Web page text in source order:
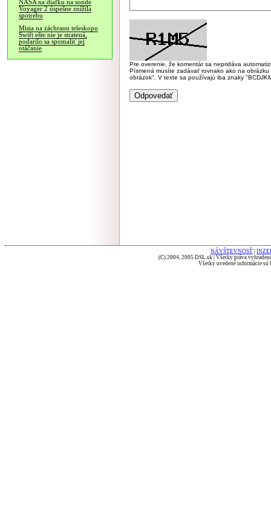
NASA na diaľku na sonde
Voyager 2 úspešne znížila
spotrebu
Misia na záchranu teleskopu
Swift ešte nie je stratená,
podarilo sa spomaliť jej
otáčanie
Pre overenie, že komentár sa nepridáva
Písmená musíte zadávať rovnako ako na
obrázok". V texte sa používajú iba znaky
NÁVŠTEVNOSŤ
(C) 2004, 2005 DSL.sk | Všetky práva
Všetky uvedené informácie sú